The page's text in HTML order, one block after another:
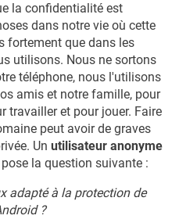
la confidentialité est
dans notre vie où cette
fortement que dans les
utilisons. Nous ne sortons
téléphone, nous l'utilisons
amis et notre famille, pour
travailler et pour jouer. Faire
peut avoir de graves
Un utilisateur anonyme
la question suivante :
adapté à la protection de
?